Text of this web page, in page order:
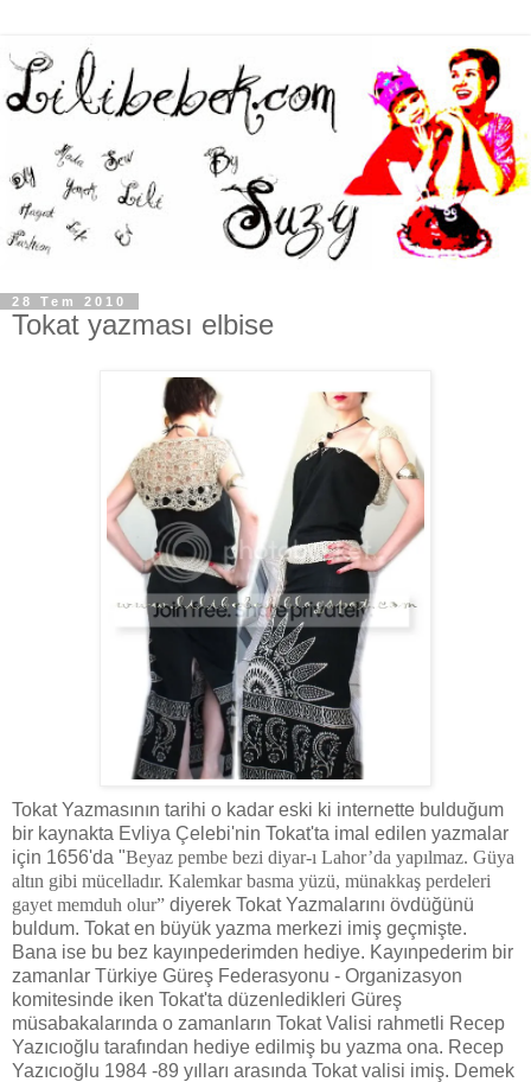
28 Tem 2010
Tokat yazması elbise
Tokat Yazmasının tarihi o kadar eski ki internette bulduğum
bir kaynakta Evliya Çelebi'nin Tokat'ta imal edilen yazmalar
için 1656'da "Beyaz pembe bezi diyar-ı Lahor’da yapılmaz. Güya
altın gibi mücelladır. Kalemkar basma yüzü, münakkaş perdeleri
gayet memduh olur” diyerek Tokat Yazmalarını övdüğünü
buldum. Tokat en büyük yazma merkezi imiş geçmişte.
Bana ise bu bez kayınpederimden hediye. Kayınpederim bir
zamanlar Türkiye Güreş Federasyonu - Organizasyon
komitesinde iken Tokat'ta düzenledikleri Güreş
müsabakalarında o zamanların Tokat Valisi rahmetli Recep
Yazıcıoğlu tarafından hediye edilmiş bu yazma ona. Recep
Yazıcıoğlu 1984 -89 yılları arasında Tokat valisi imiş. Demek